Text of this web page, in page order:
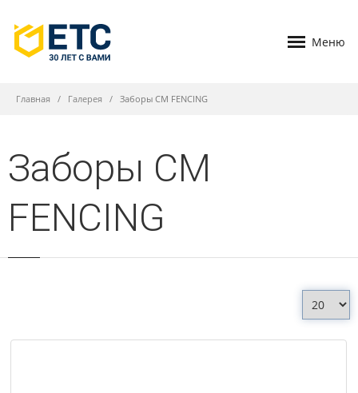
Меню
Главная Галерея Заборы CM FENCING
Заборы CM
FENCING